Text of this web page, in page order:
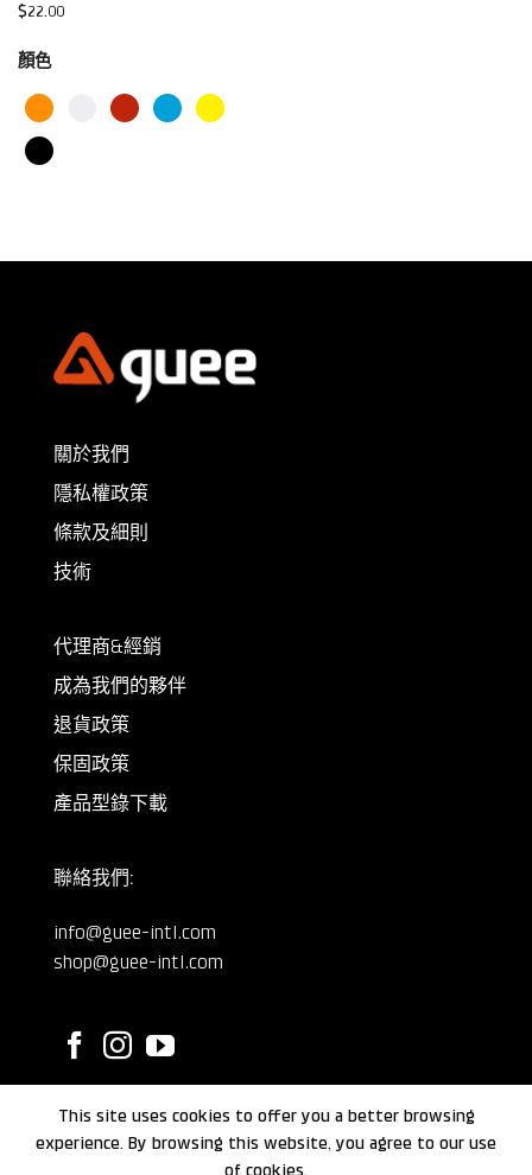
$22.00
顏色
關於我們
隱私權政策
條款及細則
技術
代理商&經銷
成為我們的夥伴
退貨政策
保固政策
產品型錄下載
聯絡我們:
info@guee-intl.com
shop@guee-intl.com
©GUEE International2024.
This site uses cookies to offer you a better browsing
experience. By browsing this website, you agree to our use
of cookies.